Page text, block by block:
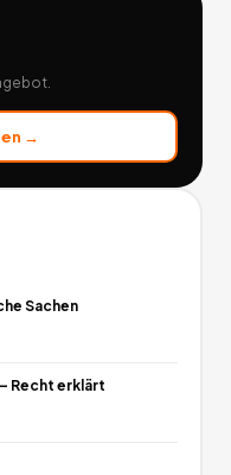
→
Sachen
Recht erklärt